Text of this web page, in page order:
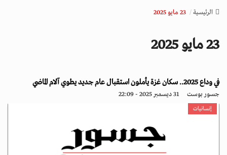
v
a
o
n
الرئيسية 23 مايو 2025
23 مايو 2025
في وداع 2025.. سكان غزة يأملون استقبال عام جديد يطوي آلام الماضي
جسور بوست 31 ديسمبر 2025 - 22:09
إنسانيات